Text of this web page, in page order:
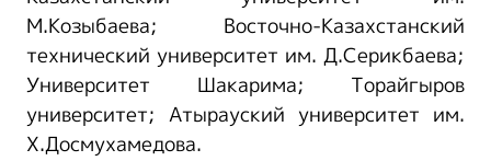
М.Козыбаева; Восточно-Казахстанский
технический университет им. Д.Серикбаева;
Университет Шакарима; Торайгыров
университет; Атырауский университет им.
Х.Досмухамедова.